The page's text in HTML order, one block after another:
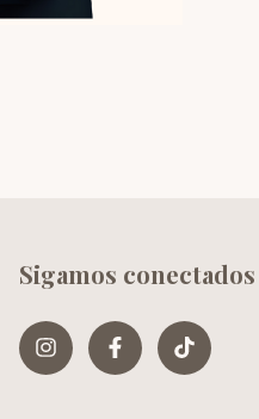
Sigamos conectados